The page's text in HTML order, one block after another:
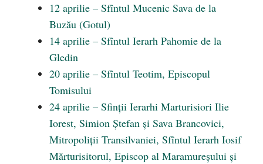
12 aprilie – Sfîntul Mucenic Sava de la
Buzău (Gotul)
14 aprilie – Sfîntul Ierarh Pahomie de la
Gledin
20 aprilie – Sfîntul Teotim, Episcopul
Tomisului
24 aprilie – Sfinții Ierarhi Marturisiori Ilie
Iorest, Simion Ștefan și Sava Brancovici,
Mitropoliții Transilvaniei, Sfîntul Ierarh Iosif
Mărturisitorul, Episcop al Maramureșului și